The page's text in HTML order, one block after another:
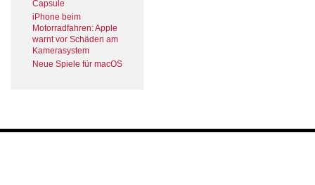
Capsule
iPhone beim
Motorradfahren: Apple
warnt vor Schäden am
Kamerasystem
Neue Spiele für macOS